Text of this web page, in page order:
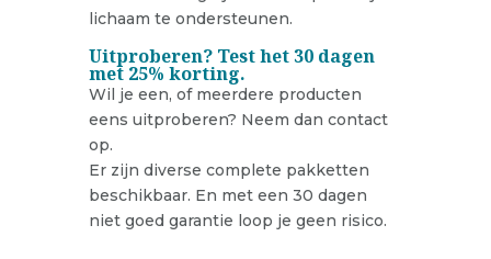
lichaam te ondersteunen.
Uitproberen? Test het 30 dagen
met 25% korting.
Wil je een, of meerdere producten
eens uitproberen? Neem dan contact
op.
Er zijn diverse complete pakketten
beschikbaar. En met een 30 dagen
niet goed garantie loop je geen risico.